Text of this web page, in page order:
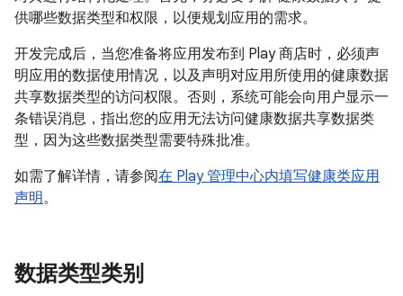
供哪些数据类型和权限，以便规划应用的需求。
开发完成后，当您准备将应用发布到 Play 商店时，必须声
明应用的数据使用情况，以及声明对应用所使用的健康数据
共享数据类型的访问权限。否则，系统可能会向用户显示一
条错误消息，指出您的应用无法访问健康数据共享数据类
型，因为这些数据类型需要特殊批准。
如需了解详情，请参阅在 Play 管理中心内填写健康类应用
声明。
数据类型类别